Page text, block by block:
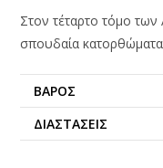
Στον τέταρτο τόμο
σπουδαία κατορθώματα
ΒΆΡΟΣ
ΔΙΑΣΤΆΣΕΙΣ